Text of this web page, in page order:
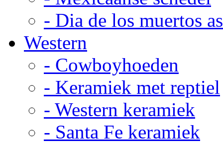
- Dia de los muertos
Western
- Cowboyhoeden
- Keramiek met reptiel
- Western keramiek
- Santa Fe keramiek